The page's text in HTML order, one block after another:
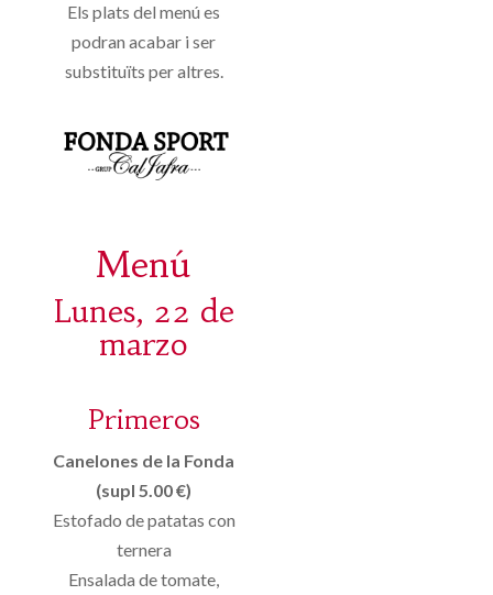
Els plats del menú es
podran acabar i ser
substituïts per altres.
Menú
Lunes, 22 de
marzo
Primeros
Canelones de la Fonda
(supl 5.00 €)
Estofado de patatas con
ternera
Ensalada de tomate,